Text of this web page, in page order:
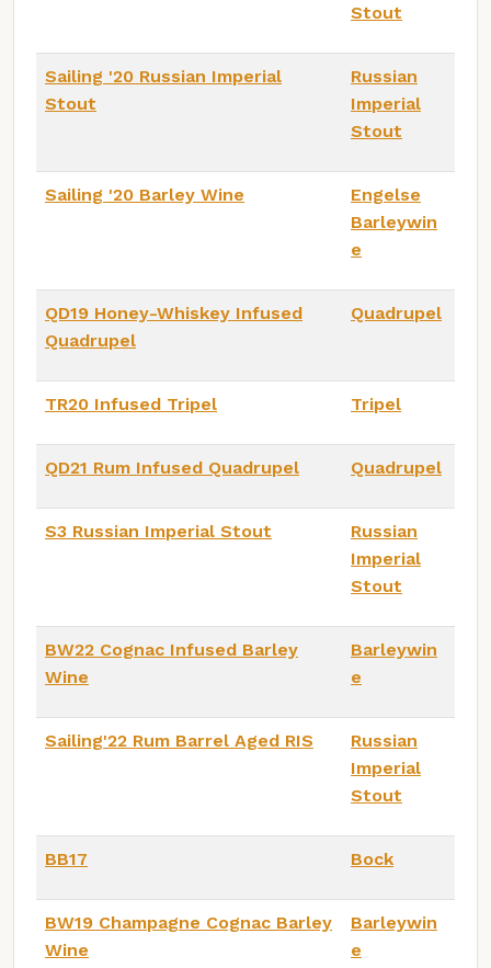
Stout
Sailing '20 Russian Imperial
Stout
Russian
Imperial
Stout
Sailing '20 Barley Wine
Engelse
Barleywin
e
QD19 Honey-Whiskey Infused
Quadrupel
Quadrupel
TR20 Infused Tripel Tripel
QD21 Rum Infused Quadrupel Quadrupel
S3 Russian Imperial Stout
Russian
Imperial
Stout
BW22 Cognac Infused Barley
Wine
Barleywin
e
Sailing'22 Rum Barrel Aged RIS
Russian
Imperial
Stout
BB17 Bock
BW19 Champagne Cognac Barley
Wine
Barleywin
e